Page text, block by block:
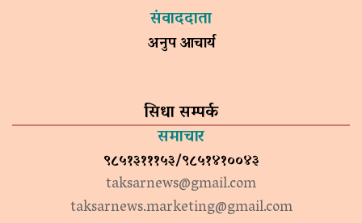
संवाददाता
अनुप आचार्य
सिधा सम्पर्क
समाचार
९८५१३१११५३/९८५१४१००४३
taksarnews@gmail.com
taksarnews.marketing@gmail.com